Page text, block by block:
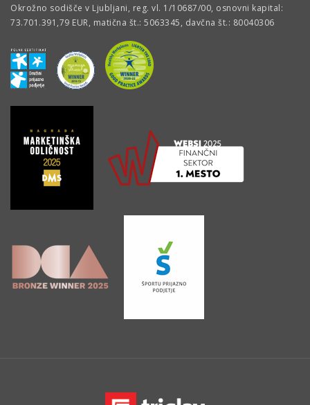
Okrožno sodišče v Ljubljani, reg. vl. 1/10687/00, osnovni kapital:
73.701.391,79 EUR, matična št.: 5063345, davčna št.: 80040306